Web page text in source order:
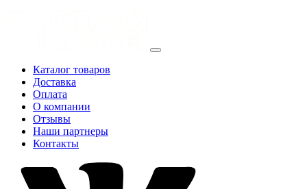
Каталог товаров
Доставка
Оплата
О компании
Отзывы
Наши партнеры
Контакты